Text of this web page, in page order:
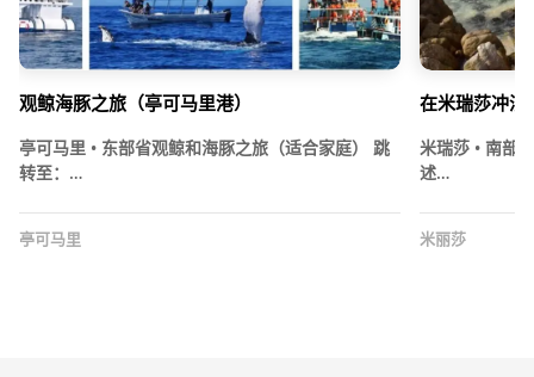
观鲸海豚之旅（亭可马里港）
亭可马里 • 东部省观鲸和海豚之旅（适合家庭） 跳
转至：…
亭可马里
在米瑞莎冲浪
米瑞莎 • 南部
述…
米丽莎